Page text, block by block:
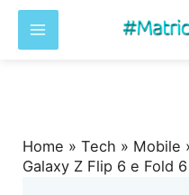
Home »Tech » Mobile
Galaxy Z Flip 6 e Fold 6